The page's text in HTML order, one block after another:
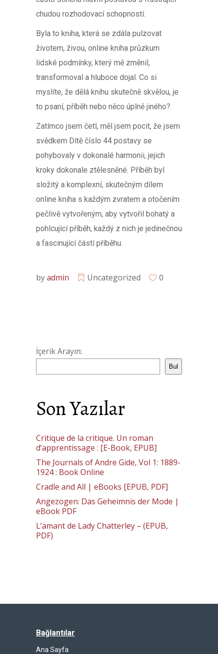
chudou rozhodovací schopností.
Byla to kniha, která se zdála pulzovat
životem, živou, online kniha průzkum
lidské podmínky, který mě změnil,
transformoval a hluboce dojal. Co si
myslíte, že dělá knihu skutečně skvělou, je
to psaní, příběh nebo něco úplně jiného?
Zatímco jsem četl, měl jsem pocit, že jsem
svědkem Dítě číslo 44 postavy se
pohybovaly v dokonalé harmonii, jejich
kroky dokonale ztělesněné. Příběh byl
složitý a komplexní, skutečným dílem
online kniha s každým zvratem a otočením
pečlivě vytvořeným, aby vytvořil bohatý a
pohlcující příběh, každý z nich je jedinečnou
a fascinující částí příběhu.
byadmin Uncategorized 0
İçerik Arayın:
Bul
Son Yazılar
Critique de la critique. Un roman
d’apprentissage : [E-Book, EPUB]
The Journals of Andre Gide, Vol 1: 1889-
1924 : Book Online
Cradle and All | eBooks [EPUB, PDF]
Angezogen: Das Geheimnis der Mode |
eBook PDF
L’amant de Lady Chatterley – (EPUB,
PDF)
Bağlantılar
Ana Sayfa